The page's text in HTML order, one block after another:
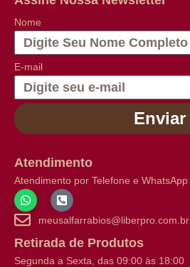
Nome
E-mail
Enviar
Atendimento
Atendimento por Telefone e WhatsApp
meusalfarrabios@liberpro.com.br
Retirada de Produtos
Segunda a Sexta, das 09:00 às 18:00